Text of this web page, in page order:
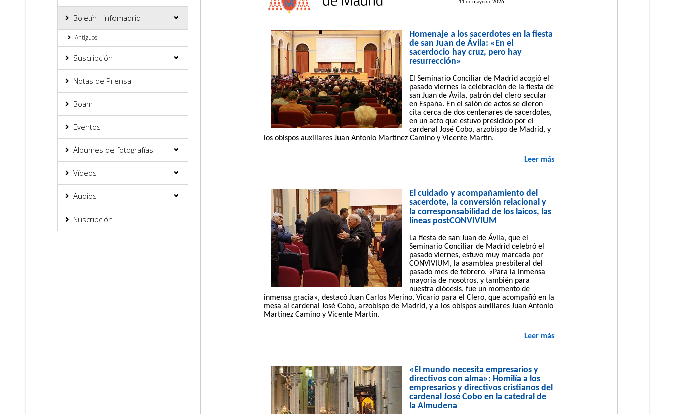
Boletín - infomadrid
Antiguos
Suscripción
Notas de Prensa
Boam
Eventos
Álbumes de fotografías
Vídeos
Audios
Suscripción